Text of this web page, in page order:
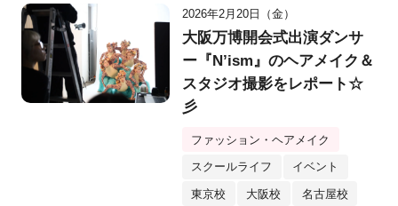
2026年2月20日（金）
大阪万博開会式出演ダンサ
ー『N’ism』のヘアメイク＆
スタジオ撮影をレポート☆
彡
ファッション・ヘアメイク
スクールライフ イベント
東京校 大阪校 名古屋校